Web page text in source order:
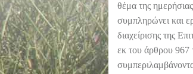
θέμα της
συμπληρώνει και
διαχείρισης της
εκ του άρθρου 967